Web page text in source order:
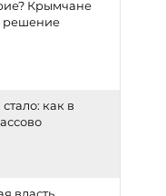
Крымчане
решение
как в